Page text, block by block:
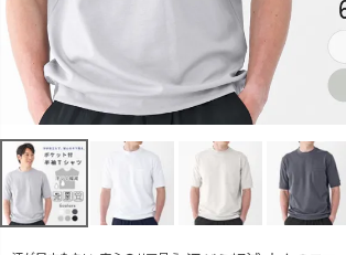
ライトグレー
S
残りわずか
LL